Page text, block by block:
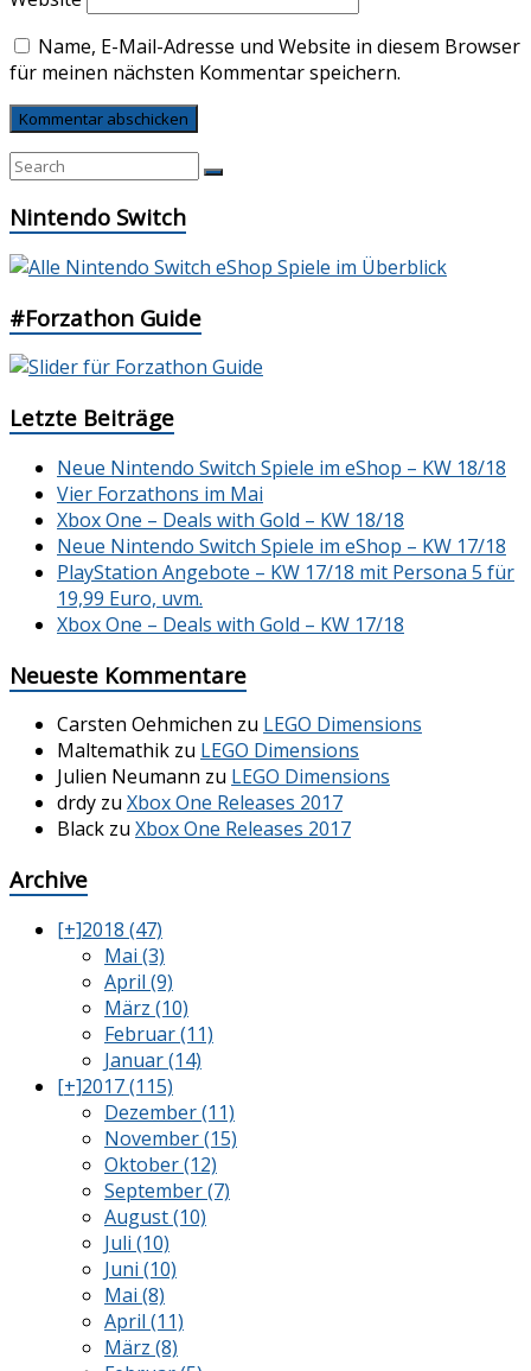
Name, E-Mail-Adresse und Website in diesem Browser
für meinen nächsten Kommentar speichern.
Nintendo Switch
#Forzathon Guide
Letzte Beiträge
Neue Nintendo Switch Spiele im eShop – KW 18/18
Vier Forzathons im Mai
Xbox One – Deals with Gold – KW 18/18
Neue Nintendo Switch Spiele im eShop – KW 17/18
PlayStation Angebote – KW 17/18 mit Persona 5 für
19,99 Euro, uvm.
Xbox One – Deals with Gold – KW 17/18
Neueste Kommentare
Carsten Oehmichen zu LEGO Dimensions
Maltemathik zu LEGO Dimensions
Julien Neumann zu LEGO Dimensions
drdy zu Xbox One Releases 2017
Black zu Xbox One Releases 2017
Archive
[+]2018 (47)
Mai (3)
April (9)
März (10)
Februar (11)
Januar (14)
[+]2017 (115)
Dezember (11)
November (15)
Oktober (12)
September (7)
August (10)
Juli (10)
Juni (10)
Mai (8)
April (11)
März (8)